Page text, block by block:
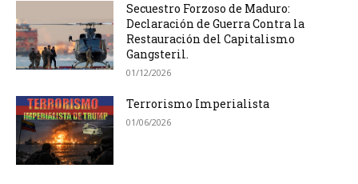
Secuestro Forzoso de Maduro:
Declaración de Guerra Contra la
Restauración del Capitalismo
Gangsteril.
01/12/2026
Terrorismo Imperialista
01/06/2026